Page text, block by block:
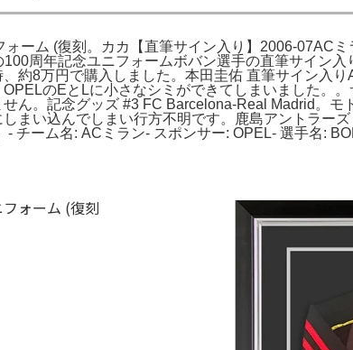
ーム (復刻。カカ【直筆サイン入り】2006-07AC
周年記念ユニフォームボバン選手の直筆サイン
約8万円で購入しました。本田圭佑 直筆サイン入
のEとLに小さなシミができてしまいました
ん。記念グッズ #3 FC Barcelona-Real Madrid。モ
まい込んでしまい行方不明です。鹿島アントラー
チーム名: ACミラン- スポンサー: OPEL- 選手名: